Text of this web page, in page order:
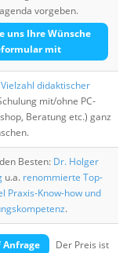
vorgeben.
uns Ihre Wünsche
mit
Vielzahl didaktischer
mit/ohne PC-
Beratung etc.) ganz
Besten: Dr. Holger
u.a. renommierte Top-
Praxis-Know-how und
.
Anfrage
Der Preis ist